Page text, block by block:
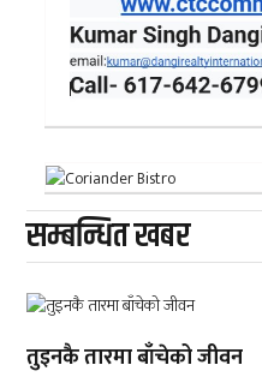
सम्बन्धित खबर
तुइनकै तारमा बाँचेको जीवन